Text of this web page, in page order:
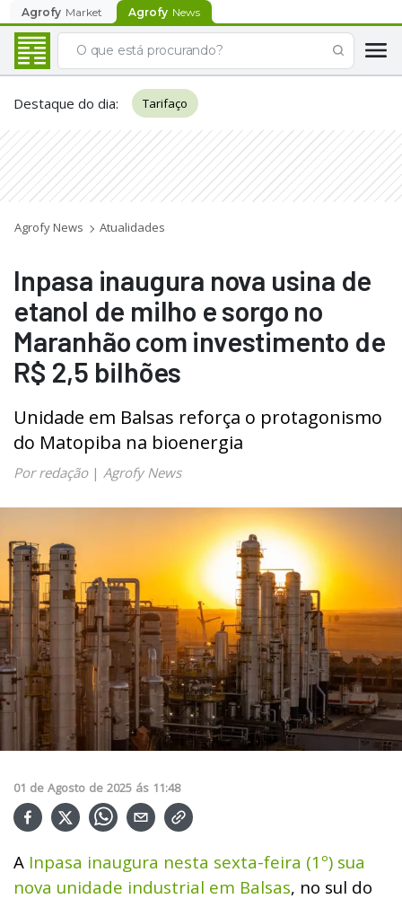
Agrofy Market Agrofy News
Destaque do dia: Tarifaço
Agrofy News Atualidades
Inpasa inaugura nova usina de
etanol de milho e sorgo no
Maranhão com investimento de
R$ 2,5 bilhões
Unidade em Balsas reforça o protagonismo
do Matopiba na bioenergia
Por redação| Agrofy News
01 de Agosto de 2025 ás 11:48
A Inpasa inaugura nesta sexta-feira (1º) sua
nova unidade industrial em Balsas, no sul do